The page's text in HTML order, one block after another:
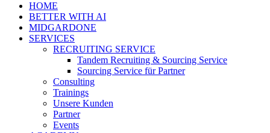
HOME
BETTER WITH AI
MIDGARDONE
SERVICES
RECRUITING SERVICE
Tandem Recruiting & Sourcing Service
Sourcing Service für Partner
Consulting
Trainings
Unsere Kunden
Partner
Events